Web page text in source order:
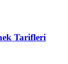
Tarifleri